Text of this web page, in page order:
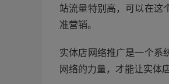
站流量特别高，可以在这
准营销。
实体店网络推广是一个系
网络的力量，才能让实体